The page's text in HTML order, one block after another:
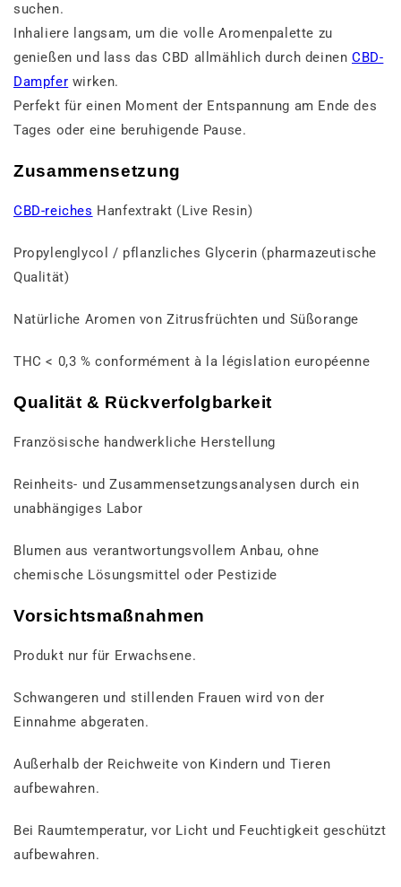
suchen.
Inhaliere langsam, um die volle Aromenpalette zu
genießen und lass das CBD allmählich durch deinenCBD-
Dampfer wirken.
Perfekt für einen Moment der Entspannung am Ende des
Tages oder eine beruhigende Pause.
Zusammensetzung
CBD-reiches Hanfextrakt (Live Resin)
Propylenglycol / pflanzliches Glycerin (pharmazeutische
Qualität)
Natürliche Aromen von Zitrusfrüchten und Süßorange
THC < 0,3 % conformément à la législation européenne
Qualität & Rückverfolgbarkeit
Französische handwerkliche Herstellung
Reinheits- und Zusammensetzungsanalysen durch ein
unabhängiges Labor
Blumen aus verantwortungsvollem Anbau, ohne
chemische Lösungsmittel oder Pestizide
Vorsichtsmaßnahmen
Produkt nur für Erwachsene.
Schwangeren und stillenden Frauen wird von der
Einnahme abgeraten.
Außerhalb der Reichweite von Kindern und Tieren
aufbewahren.
Bei Raumtemperatur, vor Licht und Feuchtigkeit geschützt
aufbewahren.